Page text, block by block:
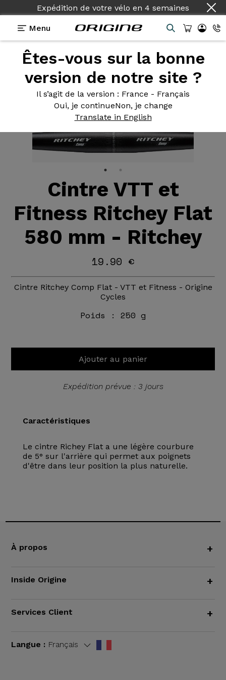
Expédition de votre vélo en 4 semaines
Menu
Êtes-vous sur la bonne
version de notre site ?
Il s’agit de la version : France - Français
Oui, je continueNon, je change
Translate in English
Equipements>Cintre Plat> Flat 580
Cintre VTT et
Fitness Ritchey Flat
580 mm - Ritchey
19.90 €
Cintre Ritchey Comp Flat - VTT et Fitness - Origine
Cycles
Poids : 250 g
Ajouter au panier
Expédition prévue : 3 jours
Caractéristiques
Le cintre Richey Flat a une légère courbure
de 5° sur l'arrière qui permet aux poignets
d'être dans leur position la plus naturelle.
À propos +
Inside Origine +
Services Client +
Langue : Français